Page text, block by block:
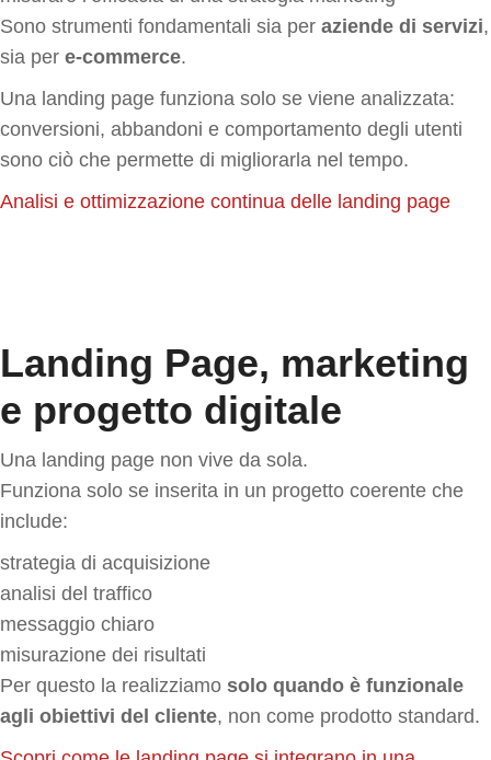
Sono strumenti fondamentali sia per aziende di servizi,
sia per e-commerce.
Una landing page funziona solo se viene analizzata:
conversioni, abbandoni e comportamento degli utenti
sono ciò che permette di migliorarla nel tempo.
Analisi e ottimizzazione continua delle landing page
Landing Page, marketing
e progetto digitale
Una landing page non vive da sola.
Funziona solo se inserita in un progetto coerente che
include:
strategia di acquisizione
analisi del traffico
messaggio chiaro
misurazione dei risultati
Per questo la realizziamo solo quando è funzionale
agli obiettivi del cliente, non come prodotto standard.